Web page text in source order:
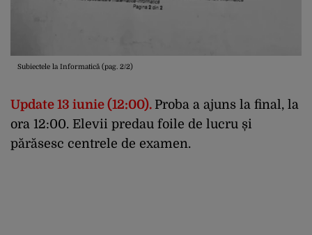
Subiectele la Informatică (pag. 2/2)
Update 13 iunie (12:00). Proba a ajuns la final, la
ora 12:00. Elevii predau foile de lucru și
părăsesc centrele de examen.